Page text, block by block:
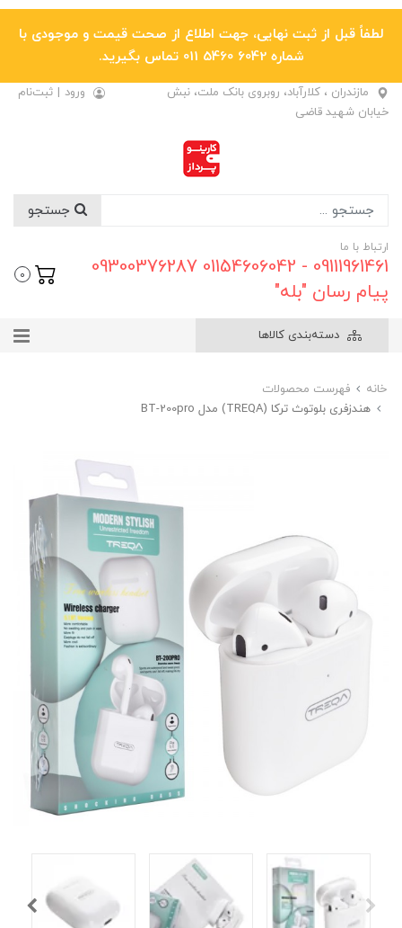
لطفاً قبل از ثبت نهایی، جهت اطلاع از صحت قیمت و موجودی با
شماره 6042 5460 011 تماس بگیرید.
مازندران ، کلارآباد، روبروی بانک ملت، نبش
خیابان شهید قاضی
ورود | ثبت‌نام
ارتباط با ما
09111961461 - 01154606042 09300376287
پیام رسان "بله"
0
دسته‌بندی کالاها
خانه
فهرست محصولات
هندزفری بلوتوث ترکا (TREQA) مدل BT-200pro